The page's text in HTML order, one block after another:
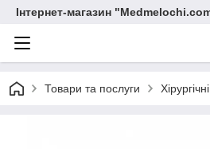
Інтернет-магазин
Товари та послуги